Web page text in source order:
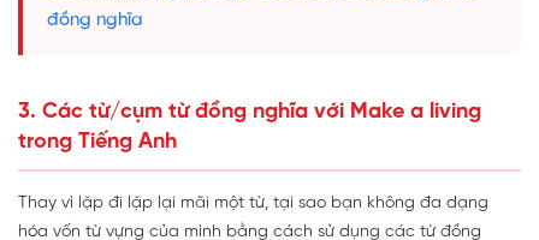
đồng nghĩa
3. Các từ/cụm từ đồng nghĩa với Make a living
trong Tiếng Anh
Thay vì lặp đi lặp lại mãi một từ, tại sao bạn không đa dạng
hóa vốn từ vựng của mình bằng cách sử dụng các từ đồng